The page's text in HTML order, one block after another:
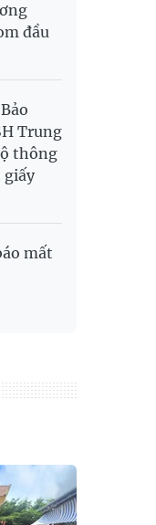
đầu
Trung
thông
giấy
mất